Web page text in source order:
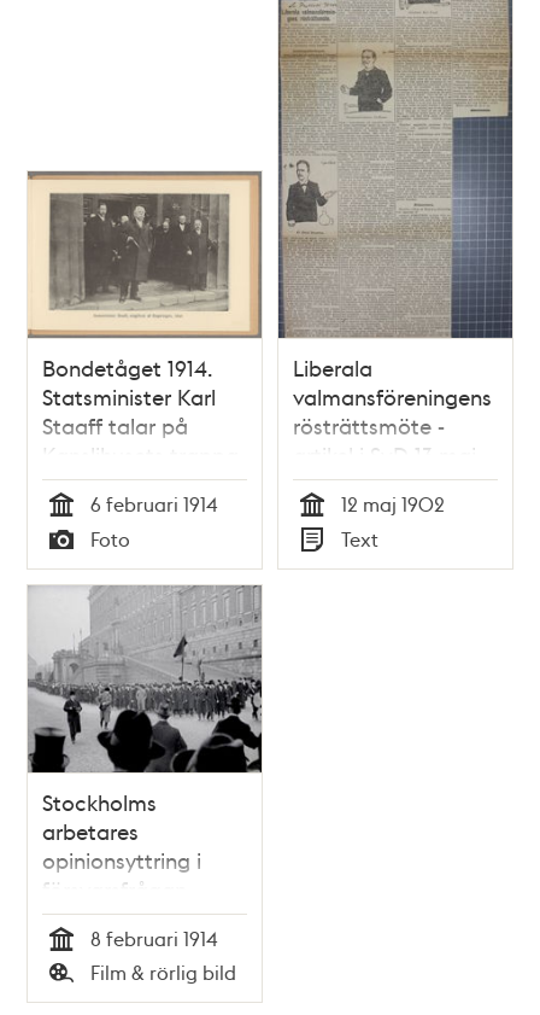
Bondetåget 1914.
Statsminister Karl
Staaff talar på
Kanslihusets trappa
omgiven av
regeringen.
Tid
6 februari 1914
Typ
Foto
Liberala
valmansföreningens
rösträttsmöte -
artikel i SvD 13 maj
1902
Tid
12 maj 1902
Typ
Text
Stockholms
arbetares
opinionsyttring i
försvarsfrågan
Tid
8 februari 1914
Typ
Film & rörlig bild